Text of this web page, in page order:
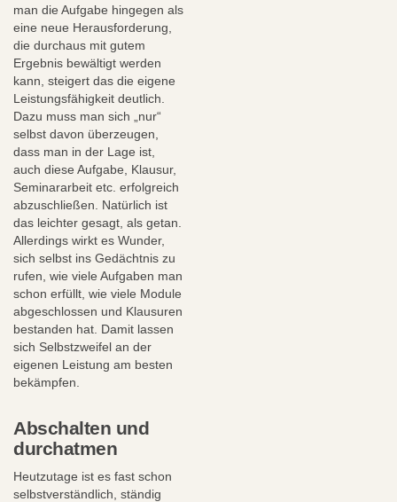
man die Aufgabe hingegen als
eine neue Herausforderung,
die durchaus mit gutem
Ergebnis bewältigt werden
kann, steigert das die eigene
Leistungsfähigkeit deutlich.
Dazu muss man sich „nur“
selbst davon überzeugen,
dass man in der Lage ist,
auch diese Aufgabe, Klausur,
Seminararbeit etc. erfolgreich
abzuschließen. Natürlich ist
das leichter gesagt, als getan.
Allerdings wirkt es Wunder,
sich selbst ins Gedächtnis zu
rufen, wie viele Aufgaben man
schon erfüllt, wie viele Module
abgeschlossen und Klausuren
bestanden hat. Damit lassen
sich Selbstzweifel an der
eigenen Leistung am besten
bekämpfen.
Abschalten und
durchatmen
Heutzutage ist es fast schon
selbstverständlich, ständig